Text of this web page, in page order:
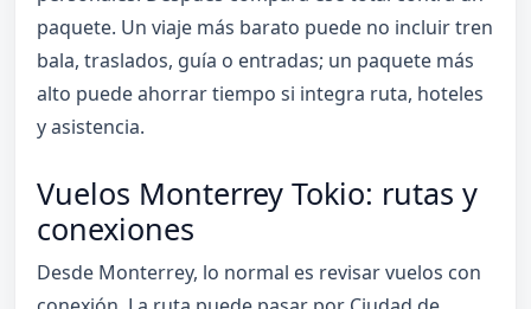
paquete. Un viaje más barato puede no incluir tren
bala, traslados, guía o entradas; un paquete más
alto puede ahorrar tiempo si integra ruta, hoteles
y asistencia.
Vuelos Monterrey Tokio: rutas y
conexiones
Desde Monterrey, lo normal es revisar vuelos con